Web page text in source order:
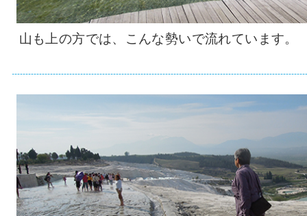
山も上の方では、こんな勢いで流れています。